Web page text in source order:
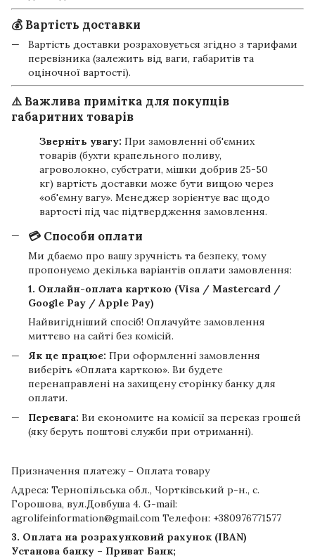
💰 Вартість доставки
Вартість доставки розраховується згідно з тарифами
перевізника (залежить від ваги, габаритів та
оціночної вартості).
⚠️ Важлива примітка для покупців
габаритних товарів
Зверніть увагу: При замовленні об'ємних
товарів (бухти крапельного поливу,
агроволокно, субстрати, мішки добрив 25-50
кг) вартість доставки може бути вищою через
«об'ємну вагу». Менеджер зорієнтує вас щодо
вартості під час підтвердження замовлення.
💳 Способи оплати
Ми дбаємо про вашу зручність та безпеку, тому
пропонуємо декілька варіантів оплати замовлення:
1. Онлайн-оплата карткою (Visa / Mastercard /
Google Pay / Apple Pay)
Найвигідніший спосіб! Оплачуйте замовлення
миттєво на сайті без комісій.
Як це працює: При оформленні замовлення
виберіть «Оплата карткою». Ви будете
перенаправлені на захищену сторінку банку для
оплати.
Перевага: Ви економите на комісії за переказ грошей
(яку беруть поштові служби при отриманні).
Призначення платежу – Оплата товару
Адреса: Тернопільська обл., Чортківський р-н., с.
Горошова, вул.Довбуша 4. G-mail:
agrolifeinformation@gmail.com Телефон: +380976771577
3. Оплата на розрахунковий рахунок (IBAN)
Установа банку – Приват Банк;